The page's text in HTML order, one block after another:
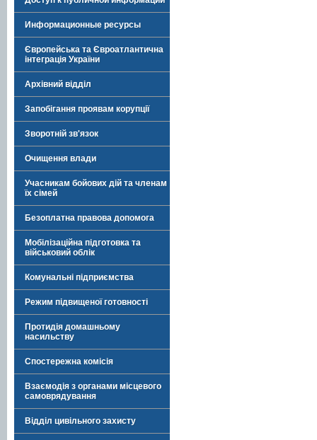
Информационные ресурсы
Європейська та Євроатлантична
інтеграція України
Архівний відділ
Запобігання проявам корупції
Зворотній зв'язок
Очищення влади
Учасникам бойових дій та членам
їх сімей
Безоплатна правова допомога
Мобілізаційна підготовка та
військовий облік
Комунальні підприємства
Режим підвищеної готовності
Протидія домашньому
насильству
Спостережна комісія
Взаємодія з органами місцевого
самоврядування
Відділ цивільного захисту